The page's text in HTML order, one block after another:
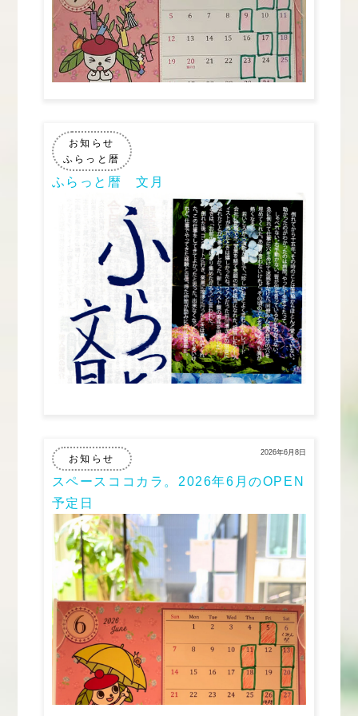
お知らせ
ふらっと暦
ふらっと暦 文月
お知らせ
2026年6月8日
スペースココカラ。2026年6月のOPEN
予定日